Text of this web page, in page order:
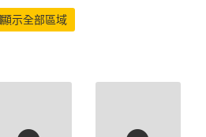
顯示全部區域